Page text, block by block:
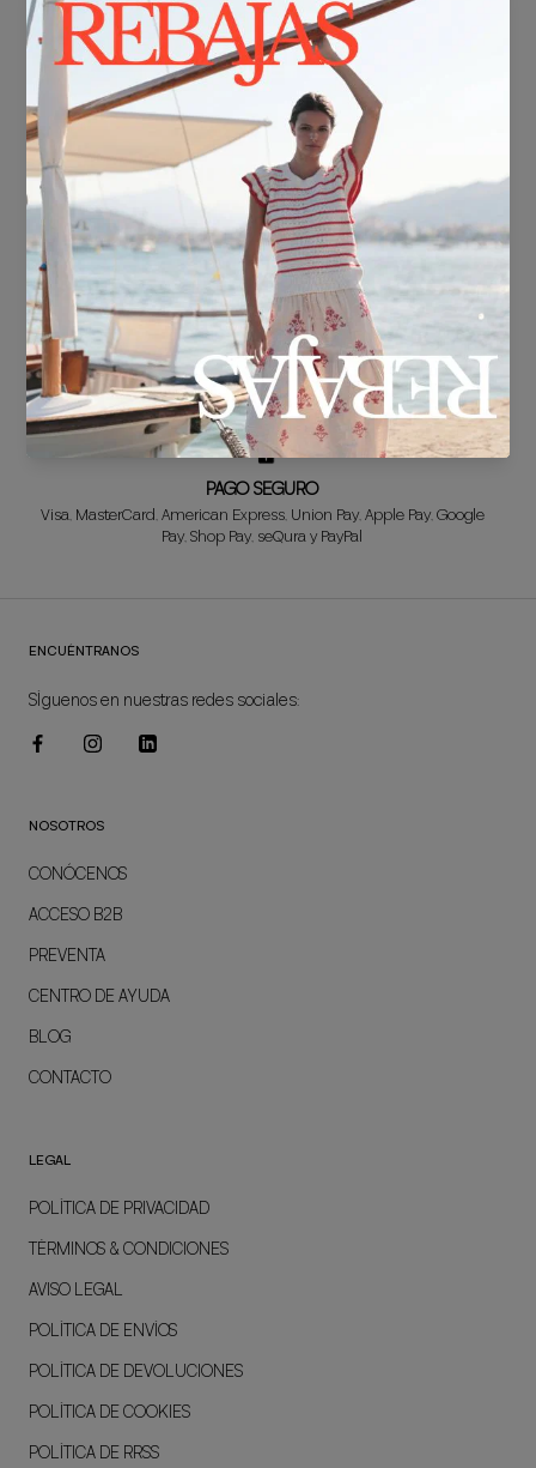
ENVÍO GRATIS*
En compras superiores a 30€.
ENTREGA EN 24/48h
Sabemos que no puedes esperar a estrenar tu nuevo look, así que lo
preparamos súper rápido para ti.
CAMBIO GRATUITO*
¿No hemos acertado? Tranquila! El primer cambio es GRATIS. Y
devolvemos el dinero en tus devoluciones!
PAGO SEGURO
Visa, MasterCard, American Express, Union Pay, Apple Pay, Google
Pay, Shop Pay, seQura y PayPal
ENCUÉNTRANOS
SÍguenos en nuestras redes sociales:
NOSOTROS
CONÓCENOS
ACCESO B2B
PREVENTA
CENTRO DE AYUDA
BLOG
CONTACTO
LEGAL
POLÍTICA DE PRIVACIDAD
TÉRMINOS & CONDICIONES
AVISO LEGAL
POLÍTICA DE ENVÍOS
POLÍTICA DE DEVOLUCIONES
POLÍTICA DE COOKIES
POLÍTICA DE RRSS